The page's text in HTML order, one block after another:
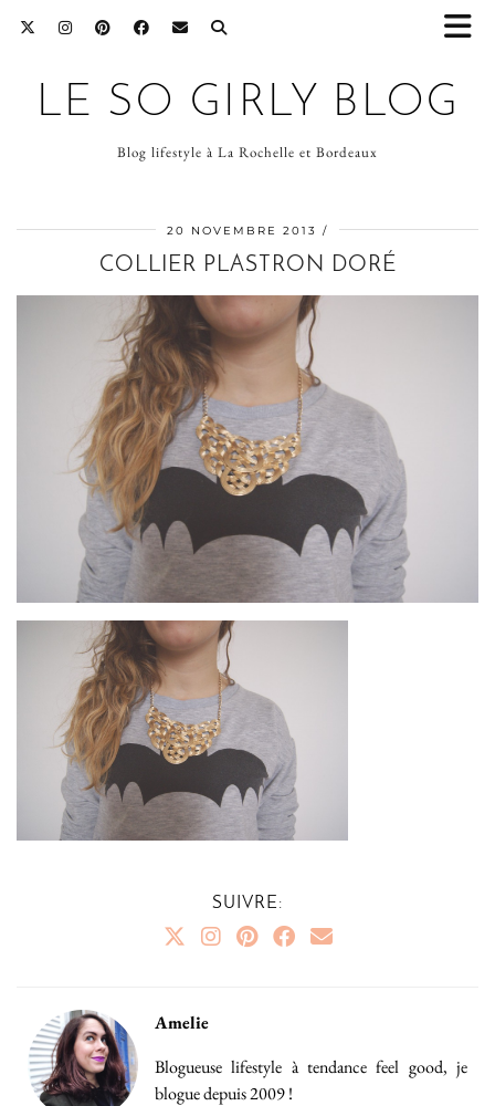
LE SO GIRLY BLOG
Blog lifestyle à La Rochelle et Bordeaux
20 NOVEMBRE 2013
COLLIER PLASTRON DORÉ
SUIVRE:
Amelie
Blogueuse lifestyle à tendance feel good, je
blogue depuis 2009 !